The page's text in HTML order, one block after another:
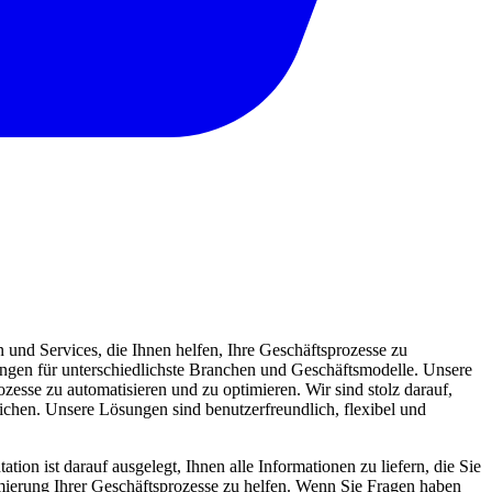
Services, die Ihnen helfen, Ihre Geschäftsprozesse zu
für unterschiedlichste Branchen und Geschäftsmodelle. Unsere
zu automatisieren und zu optimieren. Wir sind stolz darauf,
Unsere Lösungen sind benutzerfreundlich, flexibel und
ist darauf ausgelegt, Ihnen alle Informationen zu liefern, die Sie
Ihrer Geschäftsprozesse zu helfen. Wenn Sie Fragen haben